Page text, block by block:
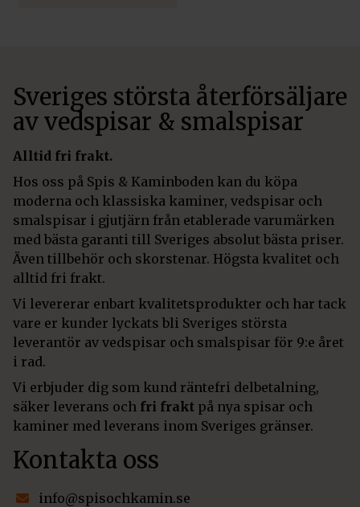
Sveriges största återförsäljare
av vedspisar & smalspisar
Alltid fri frakt.
Hos oss på Spis & Kaminboden kan du köpa
moderna och klassiska kaminer, vedspisar och
smalspisar i gjutjärn från etablerade varumärken
med bästa garanti till Sveriges absolut bästa priser.
Även tillbehör och skorstenar. Högsta kvalitet och
alltid fri frakt.
Vi levererar enbart kvalitetsprodukter och har tack
vare er kunder lyckats bli Sveriges största
leverantör av vedspisar och smalspisar för 9:e året
i rad.
Vi erbjuder dig som kund räntefri delbetalning,
säker leverans och fri frakt på nya spisar och
kaminer med leverans inom Sveriges gränser.
Kontakta oss
info@spisochkamin.se